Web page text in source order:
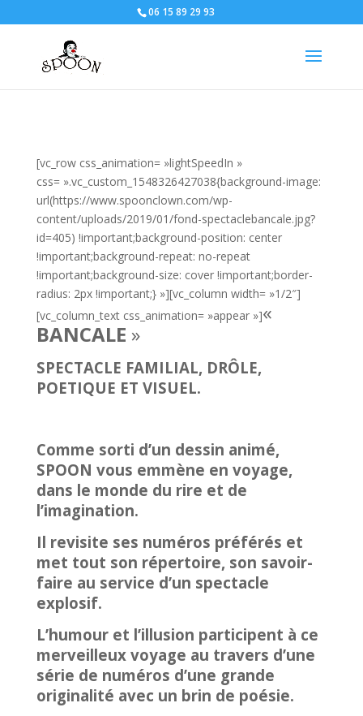
06 15 89 29 93
[vc_row css_animation= »lightSpeedIn »
css= ».vc_custom_1548326427038{background-image:
url(https://www.spoonclown.com/wp-
content/uploads/2019/01/fond-spectaclebancale.jpg?
id=405) !important;background-position: center
!important;background-repeat: no-repeat
!important;background-size: cover !important;border-
radius: 2px !important;} »][vc_column width= »1/2″]
[vc_column_text css_animation= »appear »]«
BANCALE »
SPECTACLE FAMILIAL, DRÔLE,
POETIQUE ET VISUEL.
Comme sorti d’un dessin animé,
SPOON vous emmène en voyage,
dans le monde du rire et de
l’imagination.
Il revisite ses numéros préférés et
met tout son répertoire, son savoir-
faire au service d’un spectacle
explosif.
L’humour et l’illusion participent à ce
merveilleux voyage au travers d’une
série de numéros d’une grande
originalité avec un brin de poésie.